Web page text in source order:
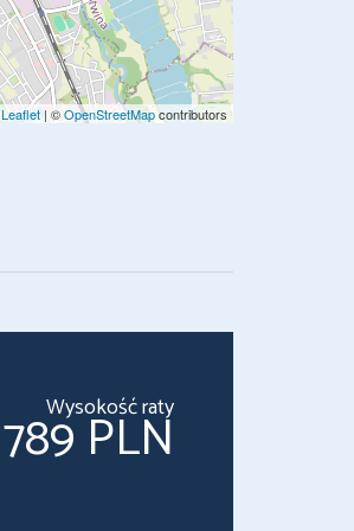
Leaflet | ©OpenStreetMapcontributors
Wysokość raty
789 PLN